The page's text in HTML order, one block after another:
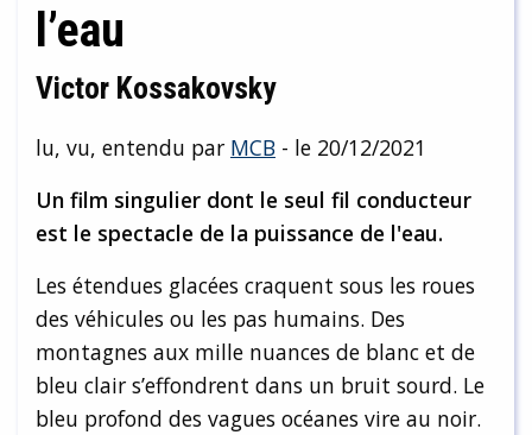
l’eau
Victor Kossakovsky
lu, vu, entendu par MCB - le 20/12/2021
Un film singulier dont le seul fil conducteur
est le spectacle de la puissance de l'eau.
Les étendues glacées craquent sous les roues
des véhicules ou les pas humains. Des
montagnes aux mille nuances de blanc et de
bleu clair s’effondrent dans un bruit sourd. Le
bleu profond des vagues océanes vire au noir.